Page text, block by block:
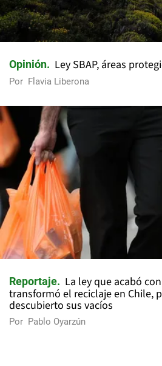
Opinión Ley SBAP, áreas
Por Flavia Liberona
Reportaje
La ley que acabó
transformó el reciclaje en Chile,
descubierto sus vacíos
Por Pablo Oyarzún